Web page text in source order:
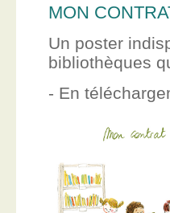
MON
Un poster
bibliothèques
- En